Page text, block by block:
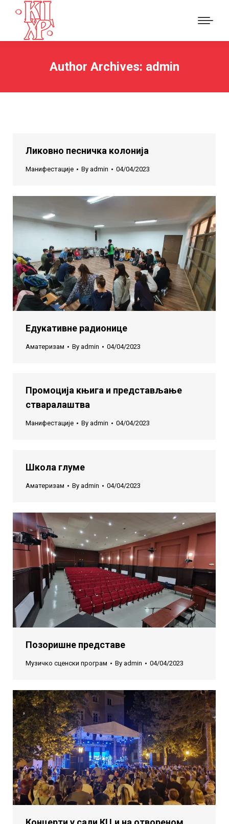
Author Archives: admin
Ликовно песничка колонија
Манифестације By admin 04/04/2023
Едукативне радионице
Аматеризам By admin 04/04/2023
Промоција књига и представљање
стваралаштва
Манифестације By admin 04/04/2023
Школа глуме
Аматеризам By admin 04/04/2023
Позоришне представе
Музичко сценски програм By admin 04/04/2023